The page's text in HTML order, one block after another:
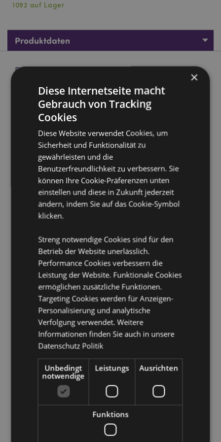
1092 auf Lager
Produktdaten
Produktbeschreibung
01409 Satya VFM Geldmatrix Nag Champa
Räucherstäbchen
Marke:Satya
Material:Handgerollte höchste Qualität Weihrauch,
Harze und pflanzliches Material
Stäbchen pro Verpackung:
Ungefähr Brenndauer :30 Minuten
Produkttressourcen:
Möchten Sie mehr über den Einkauf bei Puckator
erfahren?
Produktattribute
Information
Breite 0.2cm Tiefe 0.2cm Länge 21cm
8904234402635
360
0.036000
Keine
×
Diese Internetseite macht
Gebrauch von Tracking
Cookies
Diese Website verwendet Cookies, um
Sicherheit und Funktionalität zu
gewährleisten und die
Benutzerfreundlichkeit zu verbessern. Sie
können Ihre Cookie-Präferenzen unten
einstellen und diese in Zukunft jederzeit
ändern, indem Sie auf das Cookie-Symbol
klicken.
Streng notwendige Cookies sind für den
Betrieb der Website unerlässlich.
Performance Cookies verbessern die
Leistung der Website. Funktionale Cookies
ermöglichen zusätzliche Funktionen.
Targeting Cookies werden für Anzeigen-
Personalisierung und analytische
Verfolgung verwendet. Weitere
Informationen finden Sie auch in unsere
Datenschutz Politik
Unbedingt
notwendige
Leistungs Ausrichten
Funktions